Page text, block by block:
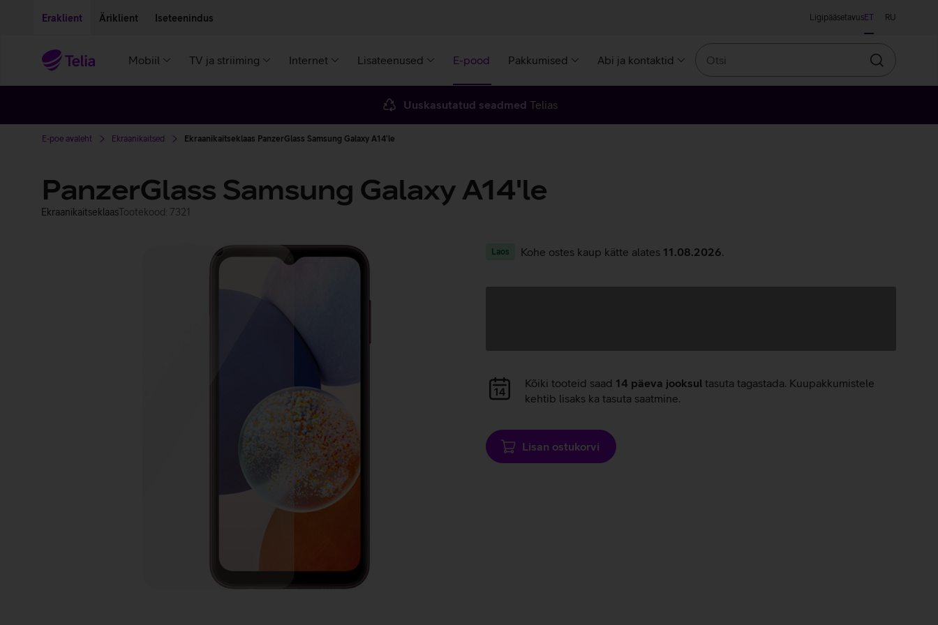
Eraklient Äriklient Iseteenindus LigipääsetavusET RU
Mobiil TV ja striiming Internet Lisateenused E-pood Pakkumised Abi ja kontaktid
Otsin
Uuskasutatud seadmed Telias
E-poe avaleht Ekraanikaitsed Ekraanikaitseklaas PanzerGlass Samsung Galaxy A14'le
PanzerGlass Samsung Galaxy A14'le
EkraanikaitseklaasTootekood: 7321
Laos Kohe ostes kaup kätte alates 11.08.2026
Andmete
laadimine
Kõiki tooteid saad 14 päeva jooksul tasuta tagastada. Kuupakkumistele
kehtib lisaks ka tasuta saatmine.
Lisan ostukorvi